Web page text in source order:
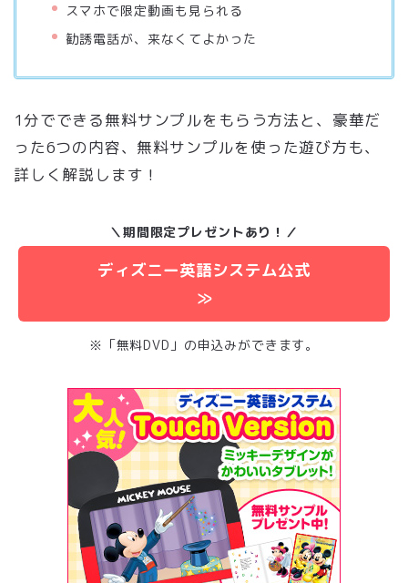
スマホで限定動画も見られる
勧誘電話が、来なくてよかった
1分でできる無料サンプルをもらう方法と、 豪華だ
った6つの内容、無料サンプルを使った遊び方も、
詳しく解説します！
＼期間限定プレゼントあり！／
ディズニー英語システム公式
≫
※「無料DVD」の申込みができます。